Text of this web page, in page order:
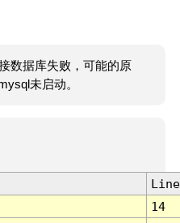
数据库失败，可能的原
未启动。
Line
14